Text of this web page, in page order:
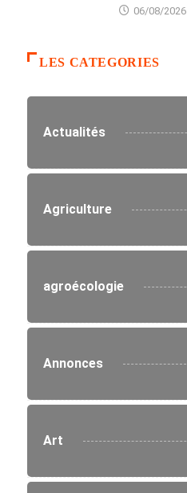
06/08/2026
LES CATEGORIES
Actualités
Agriculture
agroécologie
Annonces
Art